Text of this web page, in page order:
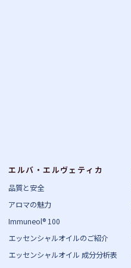
エルバ・エルヴェティカ
品質と安全
アロマの魅力
Immuneol® 100
エッセンシャルオイルのご紹介
エッセンシャルオイル 成分分析表